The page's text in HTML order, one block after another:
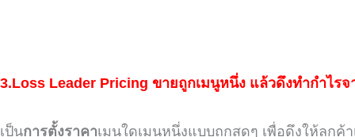
3.Loss Leader Pricing ขายถูกเมนูหนึ่ง แล้วดึงทำกำไรจ
เป็นการตั้งราคาเมนูใดเมนูหนึ่งแบบถูกสุดๆ เพื่อดึงให้ลูกค้